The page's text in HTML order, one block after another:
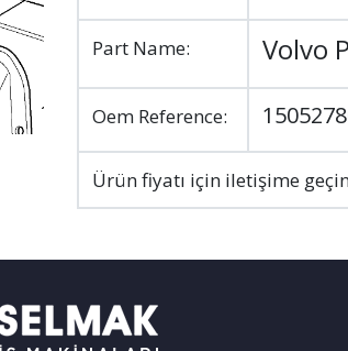
Part Name: Volvo
Oem Reference:
Ürün fiyatı için iletişime